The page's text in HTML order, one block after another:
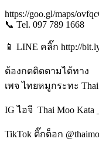
https://goo.gl/maps/
📞 Tel. 097 789 1668
📱 LINE คลิ๊ก http://
ต้องกดติดตามได้ทาง
เพจ ไทยหมูกระทะ Thai
IG ไอจี Thai Moo Kata
TikTok ติ๊กต็อก